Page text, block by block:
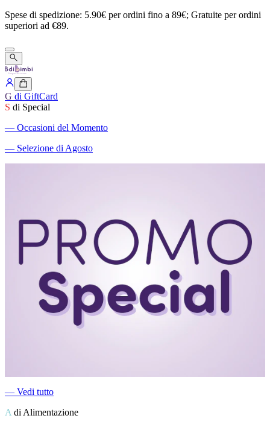
Spese di spedizione: 5.90€ perordini fino a 89€; Gratuite perordini
superiori ad €89.
G di GiftCard
S di Special
― Occasioni del Momento
― Selezione di Agosto
― Vedi tutto
A di Alimentazione